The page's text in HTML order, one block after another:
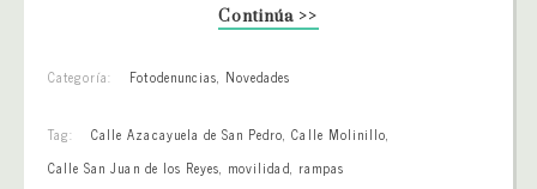
Continúa >>
Categoría: Fotodenuncias, Novedades
Tag: Calle Azacayuela de San Pedro,Calle Molinillo,
Calle San Juan de los Reyes, movilidad, rampas